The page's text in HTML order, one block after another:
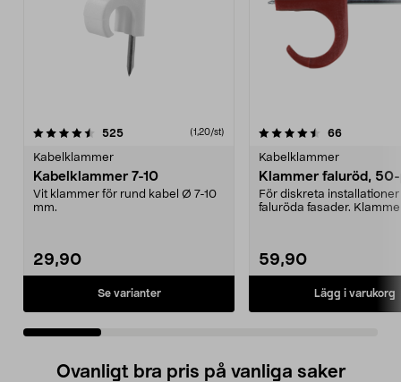
525recensioner (1,20/st)
Kabelklammer
Kabelklammer 7-10
Vit klammer för rund kabel Ø 7-10
mm.
29,90
Se varianter
4.5 av 5 stjärnor 66recensioner
Kabelklammer
Klammer faluröd,
För diskreta installationer
faluröda fasader.
59,90
Lägg i varukorg
4.5 av 5 stjärnor
Ovanligt bra pris på vanliga saker